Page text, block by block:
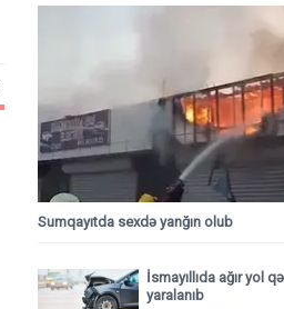
Sumqayıtda sexdə yanğın olub
İsmayıllıda ağır yol
yaralanıb